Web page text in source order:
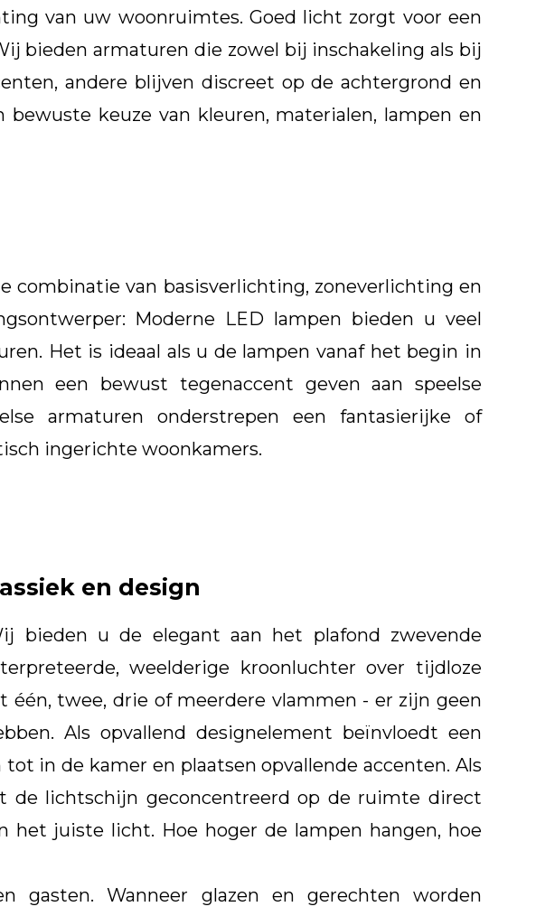
van uw woonruimtes. Goed licht zorgt voor een
bieden armaturen die zowel bij inschakeling als bij
andere blijven discreet op de achtergrond en
keuze van kleuren, materialen, lampen en
combinatie van basisverlichting, zoneverlichting en
Moderne LED lampen bieden u veel
Het is ideaal als u de lampen vanaf het begin in
een bewust tegenaccent geven aan speelse
armaturen onderstrepen een fantasierijke of
ingerichte woonkamers.
en design
bieden u de elegant aan het plafond zwevende
weelderige kroonluchter over tijdloze
twee, drie of meerdere vlammen - er zijn geen
Als opvallend designelement beïnvloedt een
in de kamer en plaatsen opvallende accenten. Als
de lichtschijn geconcentreerd op de ruimte direct
juiste licht. Hoe hoger de lampen hangen, hoe
gasten. Wanneer glazen en gerechten worden